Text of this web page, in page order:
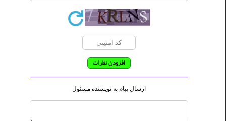
ارسال پیام به نویسنده مسئول